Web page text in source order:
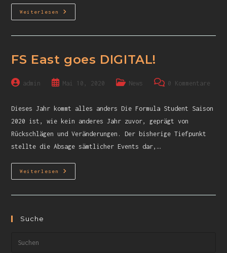
Weiterlesen
FS East goes DIGITAL!
admin Mai 10, 2020 News 0 Kommentare
Dieses Jahr kommt alles anders Die Formula Student Saison
2020 ist, wie kein anderes Jahr zuvor, geprägt von
Rückschlägen und Veränderungen. Der bisherige Tiefpunkt
stellte die Absage sämtlicher Events dar,…
Weiterlesen
Suche